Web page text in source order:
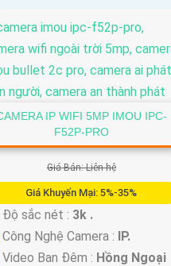
IP WIFI 5MP IMOU IPC-
F52P-PRO
Giá Bán: Liên hệ
Giá Khuyến Mại: 5%-35%
sắc nét : 3k .
Nghệ Camera : IP.
Ban Đêm : Hồng Ngoại